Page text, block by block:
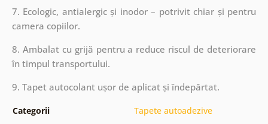
7. Ecologic, antialergic și inodor – potrivit chiar și pentru
camera copiilor.
8. Ambalat cu grijă pentru a reduce riscul de deteriorare
în timpul transportului.
9. Tapet autocolant ușor de aplicat și îndepărtat.
Categorii Tapete autoadezive